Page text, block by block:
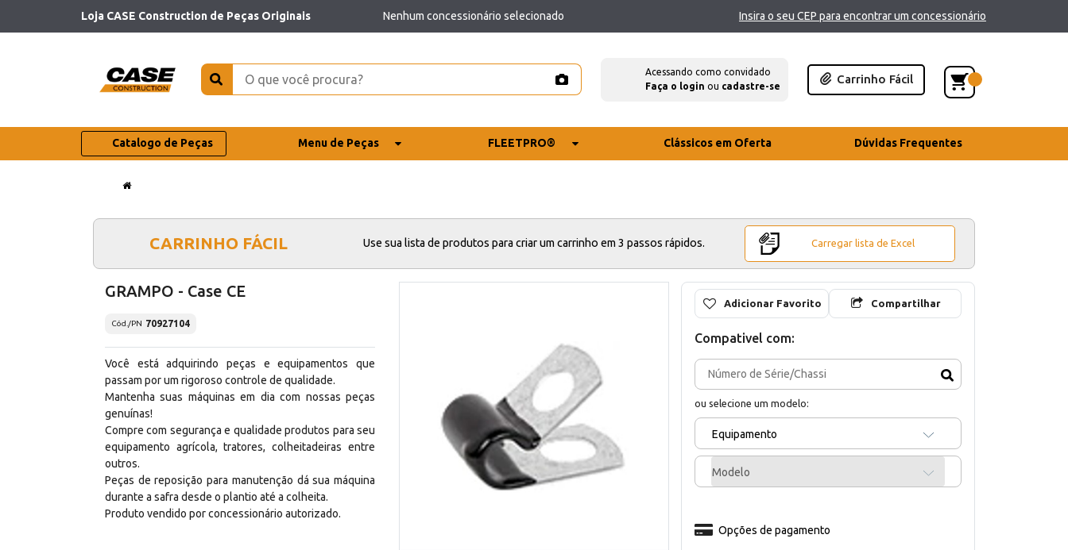
Loja CASE Construction de Peças Originais Nenhum concessionário selecionado Insira o seu CEP para encontrar um concessionário
Acessando como convidado
Faça o login ou cadastre-se
Carrinho Fácil
Catalogo de Peças Menu de Peças FLEETPRO® Clássicos em Oferta Dúvidas Frequentes
CARRINHO FÁCIL Use sua lista de produtos para criar um carrinho em 3 passos rápidos. Carregar lista de Excel
GRAMPO - Case CE
Cód./PN 70927104
Você está adquirindo peças e equipamentos que
passam por um rigoroso controle de qualidade.
Mantenha suas máquinas em dia com nossas peças
genuínas!
Compre com segurança e qualidade produtos para seu
equipamento agrícola, tratores, colheitadeiras entre
outros.
Peças de reposição para manutenção dá sua máquina
durante a safra desde o plantio até a colheita.
Produto vendido por concessionário autorizado.
Adicionar Favorito Compartilhar
Compativel com:
ou selecione um modelo:
Equipamento
Modelo
Opções de pagamento